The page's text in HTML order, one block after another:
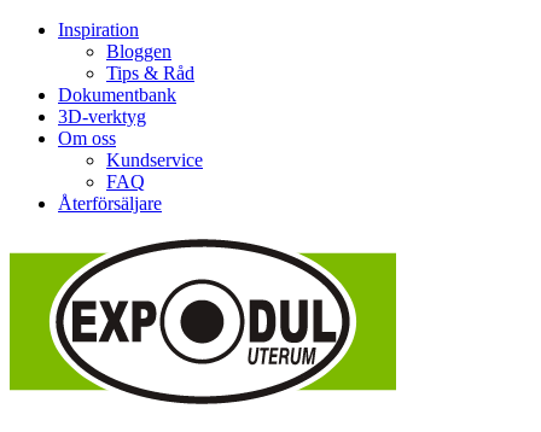
Inspiration
Bloggen
Tips & Råd
Dokumentbank
3D-verktyg
Om oss
Kundservice
FAQ
Återförsäljare